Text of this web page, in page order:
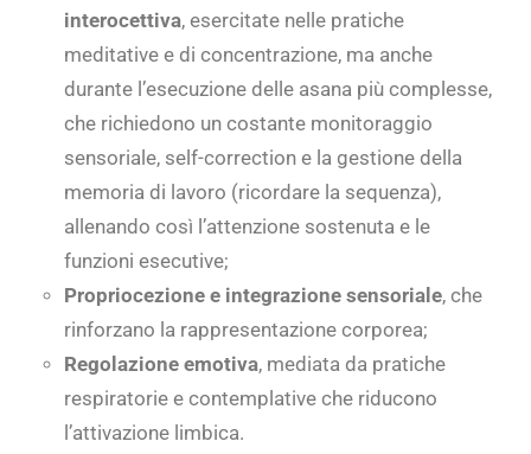
interocettiva, esercitate nelle pratiche
meditative e di concentrazione, ma anche
durante l’esecuzione delle asana più complesse,
che richiedono un costante monitoraggio
sensoriale, self-correction e la gestione della
memoria di lavoro (ricordare la sequenza),
allenando così l’attenzione sostenuta e le
funzioni esecutive;
Propriocezione e integrazione sensoriale, che
rinforzano la rappresentazione corporea;
Regolazione emotiva, mediata da pratiche
respiratorie e contemplative che riducono
l’attivazione limbica.